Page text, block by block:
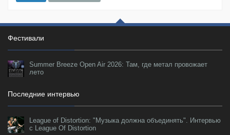
Фестивали
Summer Breeze Open Air 2026: Там, где метал провожает
лето
Последние интервью
League of Distortion: "Музыка должна объединять". Интервью
с League Of Distortion